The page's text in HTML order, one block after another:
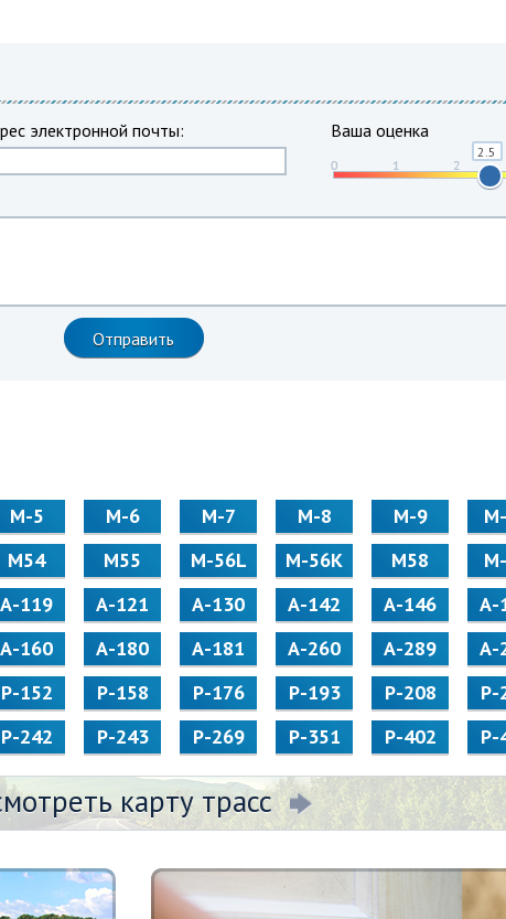
электронной почты: Ваша оценка
М-5 М-6 М-7 М-8 М-9
М54 М55 M-56L M-56K М58
А-119 А-121 А-130 А-142 А-146 А-
А-160 А-180 А-181 А-260 А-289 А-
Р-152 Р-158 Р-176 Р-193 Р-208 Р-
Р-242 Р-243 Р-269 Р-351 Р-402 Р-
карту трасс